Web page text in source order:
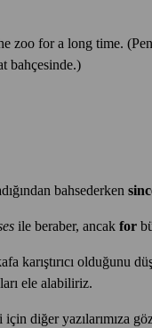
zoo for a long time.
bahçesinde.)
bahsederken
ile beraber, ancak for
karıştırıcı olduğunu
ele alabiliriz.
diğer yazılarımıza